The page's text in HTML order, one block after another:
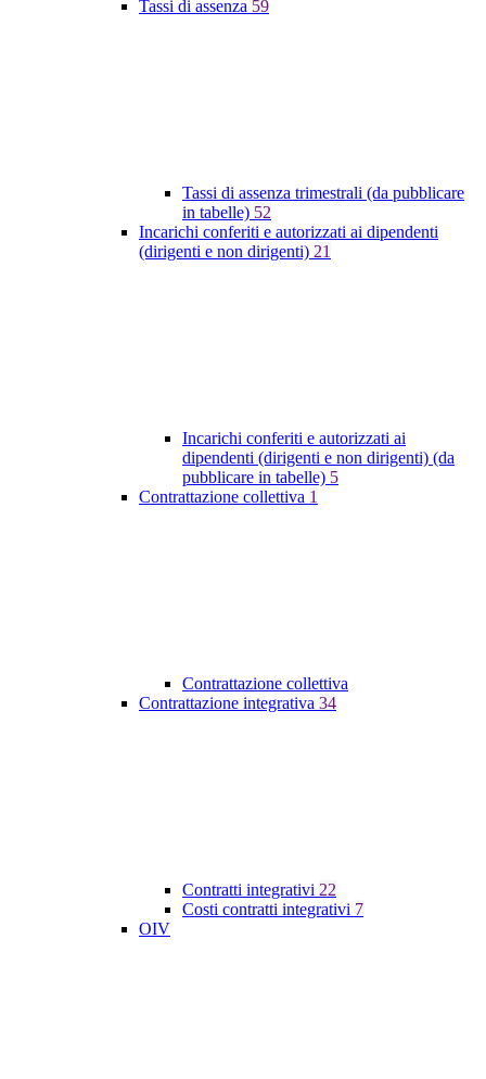
Tassi di assenza 59
Tassi di assenza trimestrali (da pubblicare
in tabelle) 52
Incarichi conferiti e autorizzati ai dipendenti
(dirigenti e non dirigenti) 21
Incarichi conferiti e autorizzati ai
dipendenti (dirigenti e non dirigenti) (da
pubblicare in tabelle) 5
Contrattazione collettiva 1
Contrattazione collettiva
Contrattazione integrativa 34
Contratti integrativi 22
Costi contratti integrativi 7
OIV